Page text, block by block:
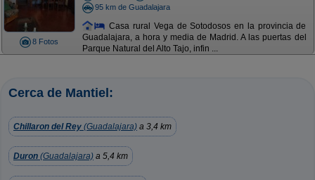
8 Fotos
95 km de Guadalajara
Casa rural Vega de Sotodosos en la provincia de
Guadalajara, a hora y media de Madrid. A las puertas del
Parque Natural del Alto Tajo, infin ...
Cerca de Mantiel:
Chillaron del Rey (Guadalajara) a 3,4 km
Duron (Guadalajara) a 5,4 km